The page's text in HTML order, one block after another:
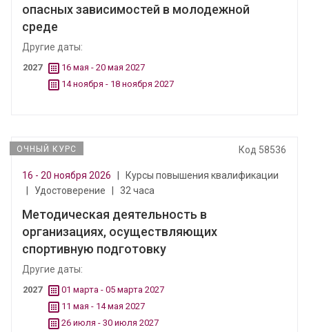
опасных зависимостей в молодежной
среде
Другие даты:
2027
16 мая - 20 мая 2027
14 ноября - 18 ноября 2027
ОЧНЫЙ КУРС Код 58536
16 - 20 ноября 2026
Курсы повышения квалификации
Удостоверение 32 часа
Методическая деятельность в
организациях, осуществляющих
спортивную подготовку
Другие даты:
2027
01 марта - 05 марта 2027
11 мая - 14 мая 2027
26 июля - 30 июля 2027